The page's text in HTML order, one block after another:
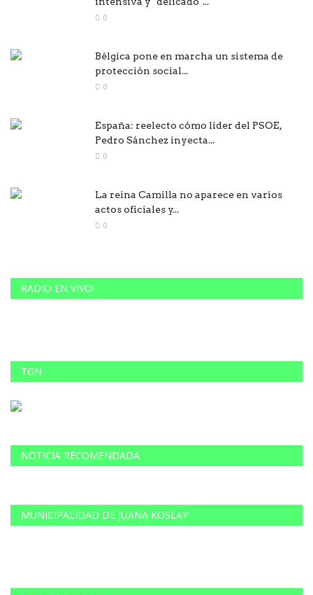
0
Bélgica pone en marcha un sistema de
protección social...
0
España: reelecto cómo líder del PSOE,
Pedro Sánchez inyecta...
0
La reina Camilla no aparece en varios
actos oficiales y...
0
RADIO EN VIVO!
TGN
NOTICIA RECOMENDADA
MUNICIPALIDAD DE JUANA KOSLAY